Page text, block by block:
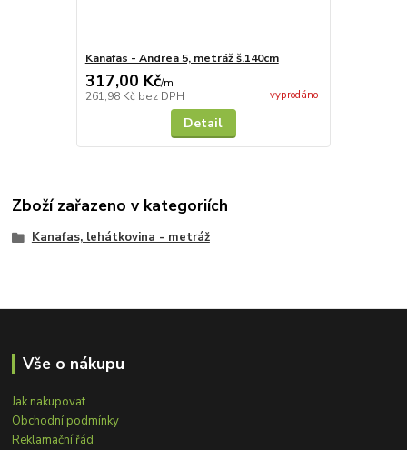
Kanafas - Andrea 5, metráž š.140cm
317,00 Kč/m
261,98 Kč bez DPH vyprodáno
Detail
Zboží zařazeno v kategoriích
Kanafas, lehátkovina - metráž
Vše o nákupu
Jak nakupovat
Obchodní podmínky
Reklamační řád